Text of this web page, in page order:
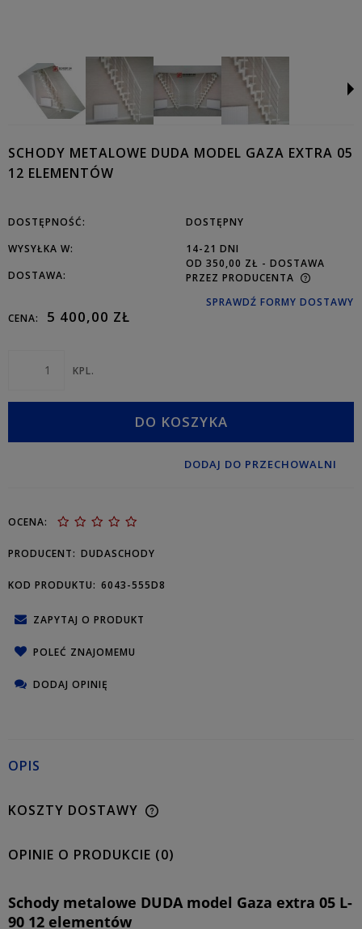
SCHODY METALOWE DUDA MODEL GAZA EXTRA 05
12 ELEMENTÓW
DOSTĘPNOŚĆ:
DOSTĘPNY
WYSYŁKA W:
14-21 DNI
DOSTAWA:
OD 350,00 ZŁ - DOSTAWA
PRZEZ PRODUCENTA
SPRAWDŹ FORMY DOSTAWY
CENA:
5 400,00 ZŁ
KPL.
DO KOSZYKA
DODAJ DO PRZECHOWALNI
OCENA:
PRODUCENT: DUDASCHODY
KOD PRODUKTU: 6043-555D8
ZAPYTAJ O PRODUKT
POLEĆ ZNAJOMEMU
DODAJ OPINIĘ
OPIS
KOSZTY DOSTAWY
OPINIE O PRODUKCIE (0)
Schody metalowe DUDA model Gaza extra 05 L-
90 12 elementów